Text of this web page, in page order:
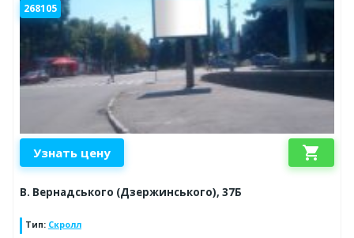
268105
Узнать цену shopping_cart
В. Вернадського (Дзержинського), 37Б
Тип: Скролл